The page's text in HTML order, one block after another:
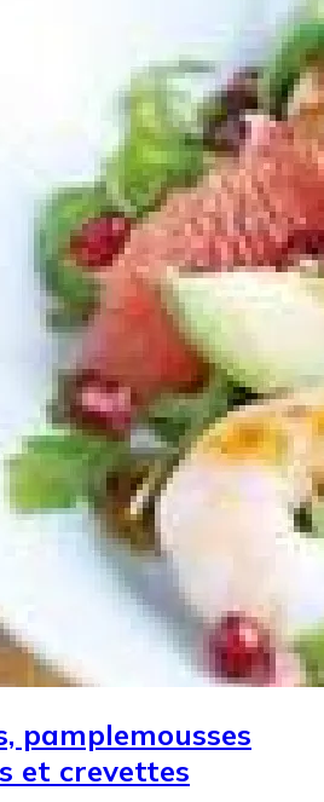
pamplemousses
et crevettes